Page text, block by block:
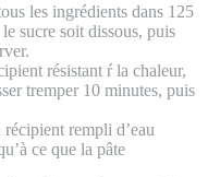
les ingrédients dans 125
sucre soit dissous, puis
résistant ŕ la chaleur,
tremper 10 minutes, puis
rempli d’eau
ce que la pâte